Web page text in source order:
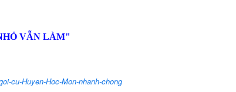
VẪN LÀM"
cu-Huyen-Hoc-Mon-nhanh-chong